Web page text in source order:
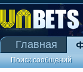
Главная
Поиск сообщений